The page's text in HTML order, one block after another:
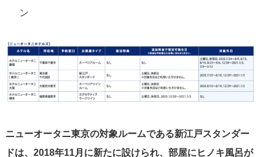
ン
ニューオータニ東京の対象ルームである新江戸スタンダー
ドは、2018年11月に新たに設けられ、部屋にヒノキ風呂が